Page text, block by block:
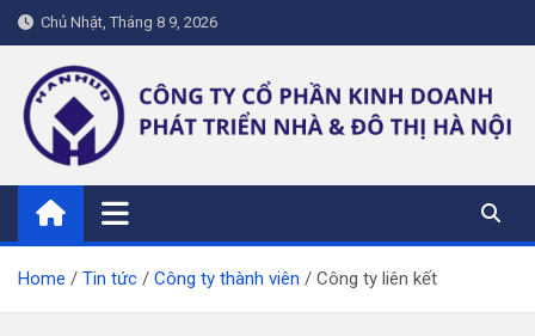
Skip
to
content
Chủ Nhật, Tháng 8 9, 2026
hanhud.vn
Home Tin tức Công ty thành viên Công ty liên kết